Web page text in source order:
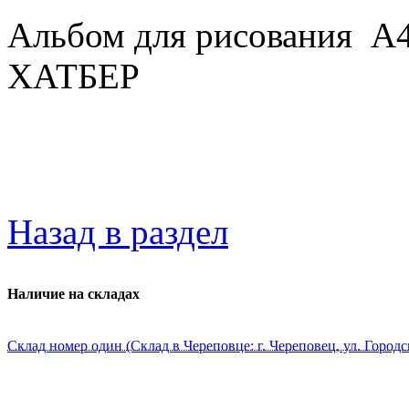
Альбом для рисования
ХАТБЕР
Назад в раздел
Наличие на складах
Склад номер один (Склад в Череповце: г. Череповец, ул.